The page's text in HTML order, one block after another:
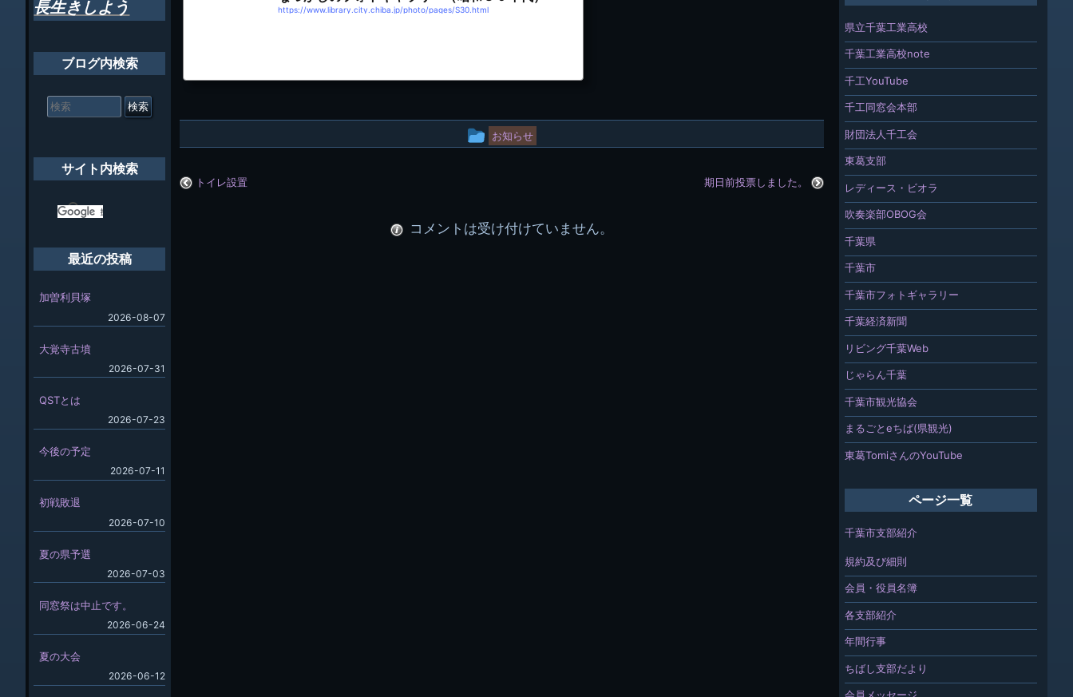
これから音頭
https://www.library.city.chiba.jp/photo/pages/S30.html
投
ー
お知らせ
トイレ設置 期日前投票しました。
コメントは受け付けていません。
県立千葉工業高校
千葉工業高校note
千工YouTube
千工同窓会本部
財団法人千工会
東葛支部
レディース・ビオラ
吹奏楽部OBOG会
千葉県
千葉市
千葉市フォトギャラリー
千葉経済新聞
リビング千葉Web
じゃらん千葉
千葉市観光協会
まるごとeちば(県観光)
東葛TomiさんのYouTube
ページ一覧
千葉市支部紹介
規約及び細則
会員・役員名簿
各支部紹介
年間行事
ちばし支部だより
長生きしよう
ブログ内検索
索
サイト内検索
最近の投稿
加曽利貝塚
2026-08-07
大覚寺古墳
2026-07-31
QSTとは
2026-07-23
今後の予定
2026-07-11
初戦敗退
2026-07-10
夏の県予選
2026-07-03
同窓祭は中止です。
2026-06-24
夏の大会
2026-06-12